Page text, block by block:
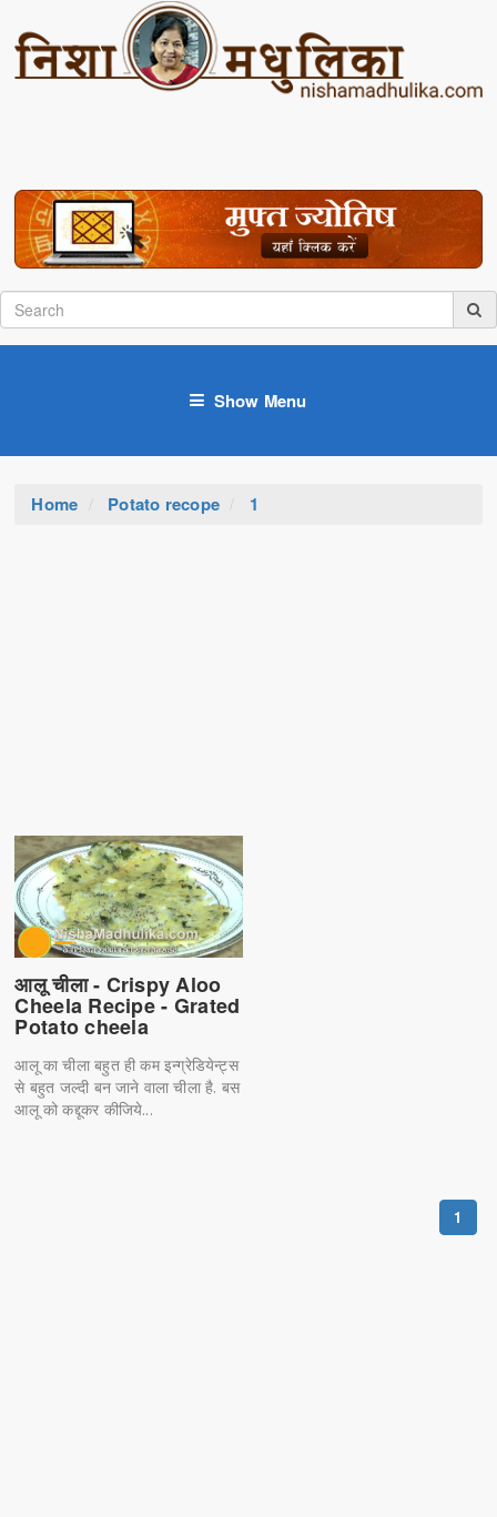
Show Menu
Home Potato recope 1
आलू चीला - Crispy Aloo
Cheela Recipe - Grated
Potato cheela
आलू का चीला बहुत ही कम इन्ग्रेडियेन्ट्स
से बहुत जल्दी बन जाने वाला चीला है. बस
आलू को कद्दूकर कीजिये...
1